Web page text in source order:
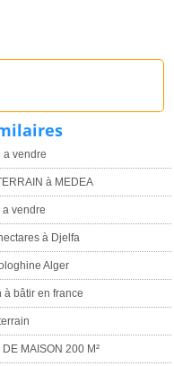
a vendre
à MEDEA
a vendre
à Djelfa
Alger
à bâtir en france
MAISON 200 M²